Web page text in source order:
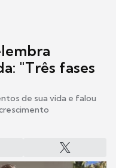
"Três fases
de sua vida e falou